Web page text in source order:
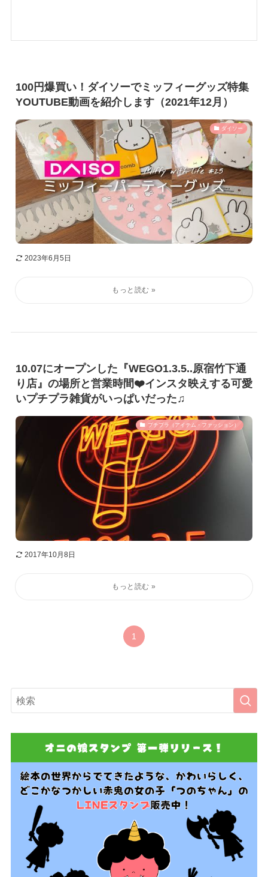
100円爆買い！ダイソーでミッフィーグッズ特集
YOUTUBE動画を紹介します（2021年12月）
ダイソー
2023年6月5日
10.07にオープンした『WEGO1.3.5..原宿竹下通
り店』の場所と営業時間❤️インスタ映えする可愛
いプチプラ雑貨がいっぱいだった♫
プチプラ（アイテム・ファッション）
2017年10月8日
1